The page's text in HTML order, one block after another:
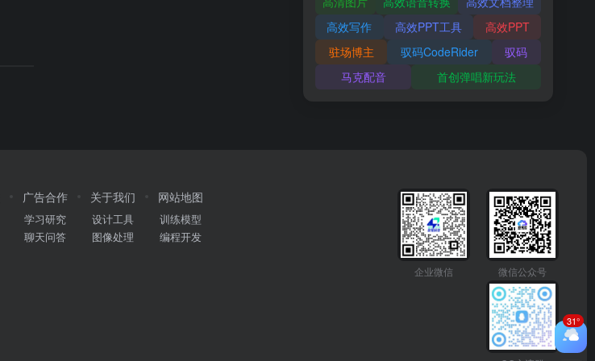
高效写作
高效PPT工具
高效PPT
驻场博主
驭码CodeRider
驭码
马克配音
首创弹唱新玩法
广告合作
学习研究
聊天问答
关于我们
设计工具
图像处理
网站地图
训练模型
编程开发
企业微信 微信公众号
31°